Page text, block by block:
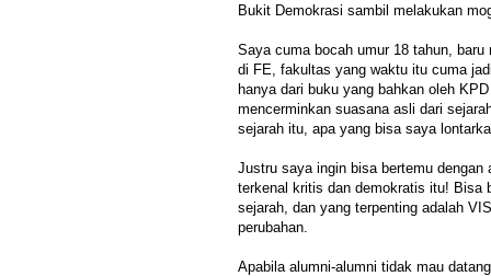
Bukit Demokrasi sambil melakukan
Saya cuma bocah umur 18 tahun,
di FE, fakultas yang waktu itu cuma
hanya dari buku yang bahkan oleh
mencerminkan suasana asli dari
sejarah itu, apa yang bisa saya
Justru saya ingin bisa bertemu dengan
terkenal kritis dan demokratis itu! Bisa
sejarah, dan yang terpenting adalah
perubahan.
Apabila alumni-alumni tidak mau